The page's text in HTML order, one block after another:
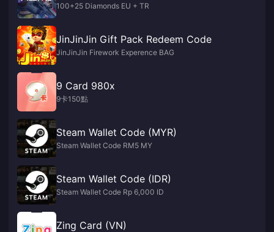
100+25 Diamonds EU + TR
JinJinJin Gift Pack Redeem Code
JinJinJin Firework Experence BAG
9 Card 980x
9卡150點
Steam Wallet Code (MYR)
Steam Wallet Code RM5 MY
Steam Wallet Code (IDR)
Steam Wallet Code Rp 6,000 ID
Zing Card (VN)